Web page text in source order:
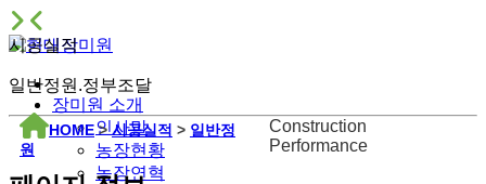
장미원 소개
인사말
농장현황
농장연혁
시공실적
일반정원.정부조달
HOME>시공실적 > 일반정
원
Construction
Performance